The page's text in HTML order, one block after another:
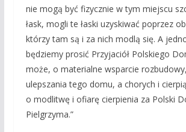
nie mogą być fizycznie w tym miejscu
łask, mogli te łaski uzyskiwać poprzez
którzy tam są i za nich modlą się. A
będziemy prosić Przyjaciół Polskiego
może, o materialne wsparcie
ulepszania tego domu, a chorych i
o modlitwę i ofiarę cierpienia za Polski
Pielgrzyma.”